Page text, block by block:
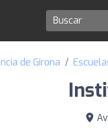
de Girona